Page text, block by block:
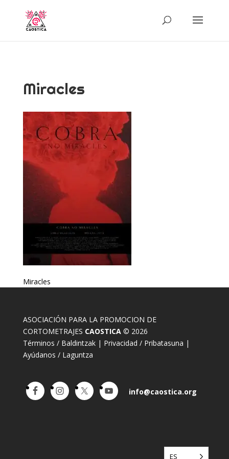
Miracles
Miracles
ASOCIACIÓN PARA LA PROMOCION DE
CORTOMETRAJES CAOSTICA© 2026
Términos / Baldintzak| Privacidad / Pribatasuna |
Ayúdanos / Laguntza
info@caostica.org
ES